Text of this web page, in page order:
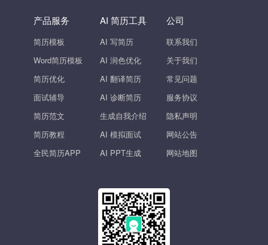
产品服务
简历模板
Word简历模板
简历优化
面试辅导
简历范文
简历教程
全民简历APP
AI 简历工具
AI 写简历
AI 润色优化
AI 翻译简历
AI 诊断简历
生成自我介绍
AI 模拟面试
AI PPT生成
公司
联系我们
关于我们
常见问题
服务协议
隐私声明
网站公告
网站地图